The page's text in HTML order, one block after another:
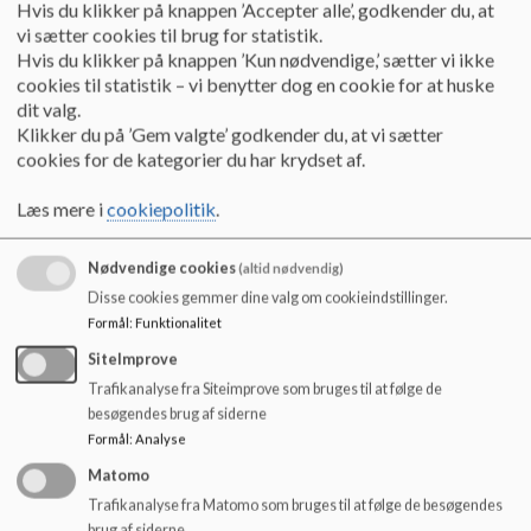
Dus2 har følgende åbningstider:
Man. kl. 14.15-16.00
Tirs. kl. 12.45-19.00
Tors. kl. 13.30-16.00
Fre. kl. 13.30-16.00
Derudover er der aftenåbent tirs. til kl. 19.00 for 3. klasse, 4.
klasse, 5. klasse og 6. klasse.
Duslingen og Dus holder ferielukket i uge 29-30
Hvis du klikker på knappen ’Accepter alle’, godkender du, at
vi sætter cookies til brug for statistik.
Hvis du klikker på knappen ’Kun nødvendige,’ sætter vi ikke
cookies til statistik – vi benytter dog en cookie for at huske
dit valg.
Klikker du på ’Gem valgte’ godkender du, at vi sætter
cookies for de kategorier du har krydset af.
Læs mere icookiepolitik.
Nødvendige cookies(altid nødvendig)
Disse cookies gemmer dine valg om cookieindstillinger.
Formål: Funktionalitet
SiteImprove
Trafikanalyse fra Siteimprove som bruges til at følge de
besøgendes brug af siderne
Formål: Analyse
Matomo
Trafikanalyse fra Matomo som bruges til at følge de besøgendes